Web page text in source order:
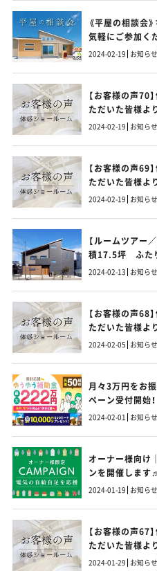
《平屋の相談会
気軽にご参加く
2024-02-19 お知らせ
【お客様の声70
ただいた皆様よ
2024-02-19 お知らせ
【お客様の声69
ただいた皆様よ
2024-02-19 お知らせ
【ルームツアー
積17.5坪 ふた
／インナーガレ
2024-02-13 お知らせ
【お客様の声68
ただいた皆様よ
2024-02-05 お知らせ
月々3万円をお
ペーン受付開始！
2024-02-01 お知らせ
オーナー様向け
ンを開催します♬
2024-01-19 お知らせ
【お客様の声67
ただいた皆様よ
2024-01-29 お知らせ